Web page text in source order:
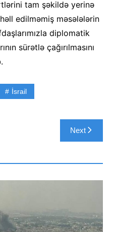
tam şəkildə yerinə
edilməmiş məsələlərin
diplomatik
sürətlə çağırılmasını
İsrail
Next